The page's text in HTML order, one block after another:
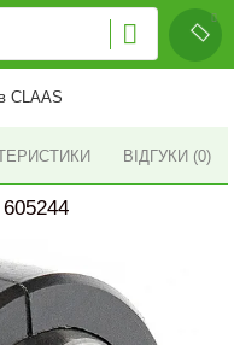
CLAAS
ВІДГУКИ (0)